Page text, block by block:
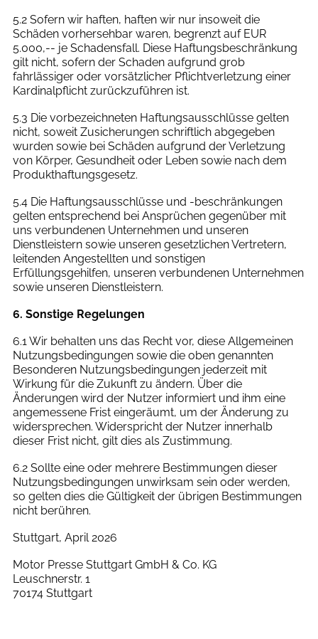
5.2 Sofern wir haften, haften wir nur insoweit die
Schäden vorhersehbar waren, begrenzt auf EUR
5.000,-- je Schadensfall. Diese Haftungsbeschränkung
gilt nicht, sofern der Schaden aufgrund grob
fahrlässiger oder vorsätzlicher Pflichtverletzung einer
Kardinalpflicht zurückzuführen ist.
5.3 Die vorbezeichneten Haftungsausschlüsse gelten
nicht, soweit Zusicherungen schriftlich abgegeben
wurden sowie bei Schäden aufgrund der Verletzung
von Körper, Gesundheit oder Leben sowie nach dem
Produkthaftungsgesetz.
5.4 Die Haftungsausschlüsse und -beschränkungen
gelten entsprechend bei Ansprüchen gegenüber mit
uns verbundenen Unternehmen und unseren
Dienstleistern sowie unseren gesetzlichen Vertretern,
leitenden Angestellten und sonstigen
Erfüllungsgehilfen, unseren verbundenen Unternehmen
sowie unseren Dienstleistern.
6. Sonstige Regelungen
6.1 Wir behalten uns das Recht vor, diese Allgemeinen
Nutzungsbedingungen sowie die oben genannten
Besonderen Nutzungsbedingungen jederzeit mit
Wirkung für die Zukunft zu ändern. Über die
Änderungen wird der Nutzer informiert und ihm eine
angemessene Frist eingeräumt, um der Änderung zu
widersprechen. Widerspricht der Nutzer innerhalb
dieser Frist nicht, gilt dies als Zustimmung.
6.2 Sollte eine oder mehrere Bestimmungen dieser
Nutzungsbedingungen unwirksam sein oder werden,
so gelten dies die Gültigkeit der übrigen Bestimmungen
nicht berühren.
Stuttgart, April 2026
Motor Presse Stuttgart GmbH & Co. KG
Leuschnerstr. 1
70174 Stuttgart